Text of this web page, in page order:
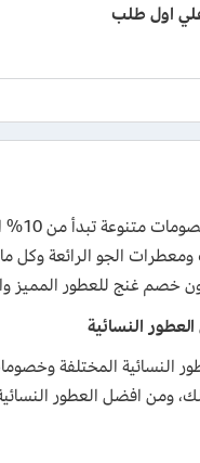
خصم غنج للعطور المميز
ومن افضل العطور